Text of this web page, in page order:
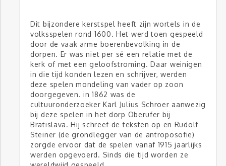
Dit bijzondere kerstspel heeft zijn wortels in de
volksspelen rond 1600. Het werd toen gespeeld
door de vaak arme boerenbevolking in de
dorpen. Er was niet per sé een relatie met de
kerk of met een geloofstroming. Daar weinigen
in die tijd konden lezen en schrijver, werden
deze spelen mondeling van vader op zoon
doorgegeven. in 1862 was de
cultuuronderzoeker Karl Julius Schroer aanwezig
bij deze spelen in het dorp Oberufer bij
Bratislava. Hij schreef de teksten op en Rudolf
Steiner (de grondlegger van de antroposofie)
zorgde ervoor dat de spelen vanaf 1915 jaarlijks
werden opgevoerd. Sinds die tijd worden ze